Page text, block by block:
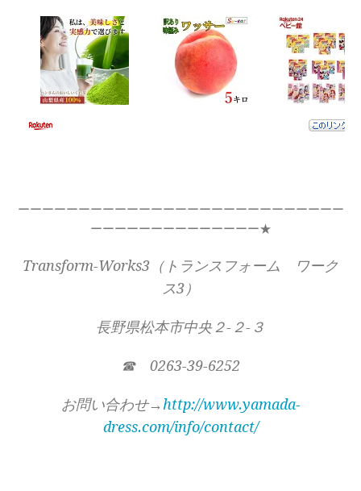
ーーーーーーーーーーーーーーーーーーーーーーーーーーー
ーーーーーーーーーーーーーー★
Transform-Works3（トランスフォーム ワーク
ス3）
長野県松本市中央２-２-３
☎ 0263-39-6252
お問い合わせ→http://www.yamada-
dress.com/info/contact/